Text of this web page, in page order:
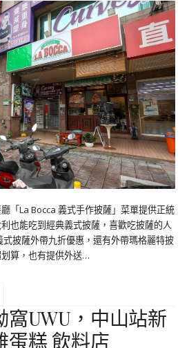
「La Bocca 義式手作披薩」菜單提供正統
也能吃到經典義式披薩，喜歡吃披薩的人
披薩外帶九折優惠，還有外帶瑪格麗特披
算，也有提供外送…
窩UWU，中山站新
蛋糕 飲料店